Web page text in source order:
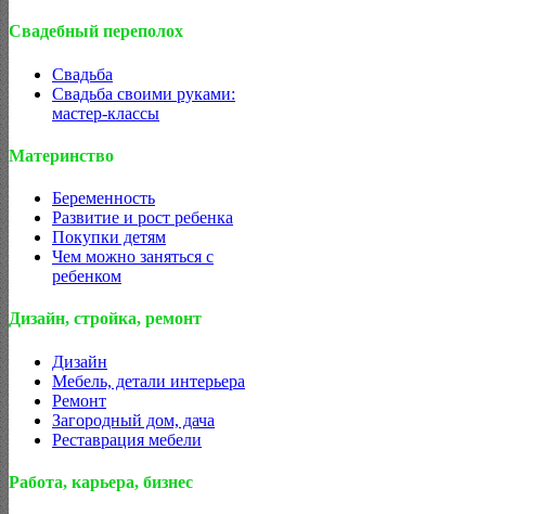
Свадебный переполох
Свадьба
Свадьба своими руками:
мастер-классы
Материнство
Беременность
Развитие и рост ребенка
Покупки детям
Чем можно заняться с
ребенком
Дизайн, стройка, ремонт
Дизайн
Мебель, детали интерьера
Ремонт
Загородный дом, дача
Реставрация мебели
Работа, карьера, бизнес